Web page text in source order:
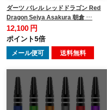
ダーツ バレル レッドドラゴン Red
Dragon Seiya Asakura 朝倉 …
12,100 円
ポイント5倍
メール便可 送料無料